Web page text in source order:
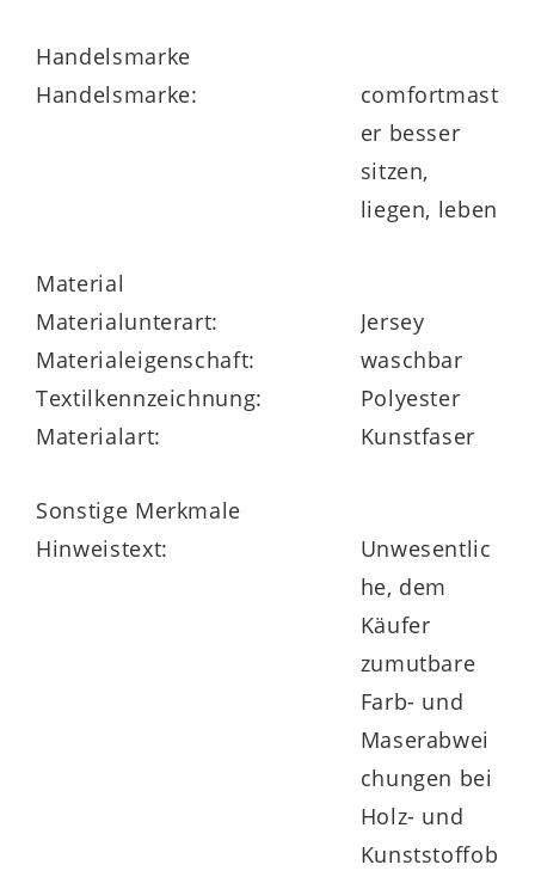
oben 3 cm AQUAPUR®-Noppenschaum
unten 3 cm AQUAPUR®-Noppenschaum
Oberfläche
erhältlich
auch Sondergrößen lieferbar
Handelsmarke
Handelsmarke:
comfortmast
er besser
sitzen,
liegen, leben
Material
Materialunterart:
Jersey
Materialeigenschaft:
waschbar
Textilkennzeichnung:
Polyester
Materialart:
Kunstfaser
Sonstige Merkmale
Hinweistext:
Unwesentlic
he, dem
Käufer
zumutbare
Farb- und
Maserabwei
chungen bei
Holz- und
Kunststoffob